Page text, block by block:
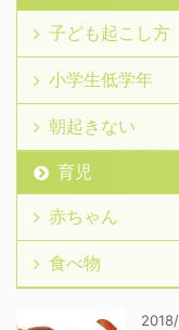
子ども起こし方
小学生低学年
朝起きない
育児
赤ちゃん
食べ物